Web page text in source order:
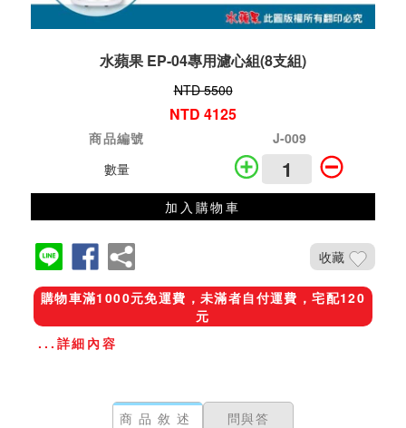
水蘋果 EP-04專用濾心組(8支組)
NTD 5500
NTD 4125
商品編號
J-009
數量
加入購物車
收藏
購物車滿1000元免運費，未滿者自付運費，宅配120
元
...詳細內容
商品敘述 問與答